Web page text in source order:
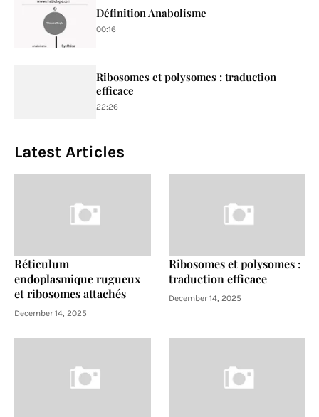
Définition Anabolisme
00:16
Ribosomes et polysomes : traduction
efficace
22:26
Latest Articles
Réticulum
endoplasmique rugueux
et ribosomes attachés
December 14, 2025
Ribosomes et polysomes :
traduction efficace
December 14, 2025